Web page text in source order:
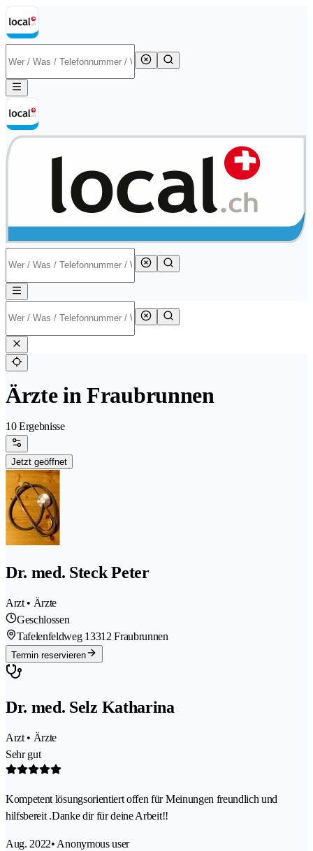
Ärzte in Fraubrunnen
10 Ergebnisse
Jetzt geöffnet
Dr. med. Steck Peter
Arzt • Ärzte
Geschlossen
Tafelenfeldweg 13312 Fraubrunnen
Termin reservieren
Dr. med. Selz Katharina
Arzt • Ärzte
Sehr gut
Kompetent lösungsorientiert offen für Meinungen freundlich und
hilfsbereit .Danke dir für deine Arbeit!!
Aug. 2022• Anonymous user